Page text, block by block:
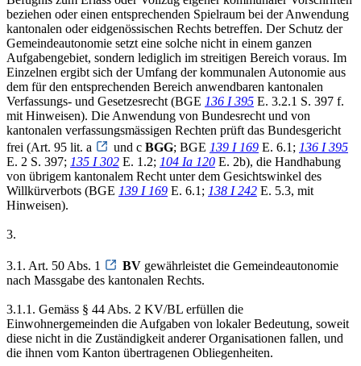
beziehen oder einen entsprechenden Spielraum bei der Anwendung
kantonalen oder eidgenössischen Rechts betreffen. Der Schutz der
Gemeindeautonomie setzt eine solche nicht in einem ganzen
Aufgabengebiet, sondern lediglich im streitigen Bereich voraus. Im
Einzelnen ergibt sich der Umfang der kommunalen Autonomie aus
dem für den entsprechenden Bereich anwendbaren kantonalen
Verfassungs- und Gesetzesrecht (BGE 136 I 395 E. 3.2.1 S. 397 f.
mit Hinweisen). Die Anwendung von Bundesrecht und von
kantonalen verfassungsmässigen Rechten prüft das Bundesgericht
frei (Art. 95 lit. a
und c BGG; BGE 139 I 169 E. 6.1; 136 I 395
E. 2 S. 397; 135 I 302 E. 1.2; 104 Ia 120 E. 2b), die Handhabung
von übrigem kantonalem Recht unter dem Gesichtswinkel des
Willkürverbots (BGE 139 I 169 E. 6.1; 138 I 242 E. 5.3, mit
Hinweisen).
3.
3.1. Art. 50 Abs. 1 BV gewährleistet die Gemeindeautonomie
nach Massgabe des kantonalen Rechts.
3.1.1. Gemäss § 44 Abs. 2 KV/BL erfüllen die
Einwohnergemeinden die Aufgaben von lokaler Bedeutung, soweit
diese nicht in die Zuständigkeit anderer Organisationen fallen, und
die ihnen vom Kanton übertragenen Obliegenheiten.